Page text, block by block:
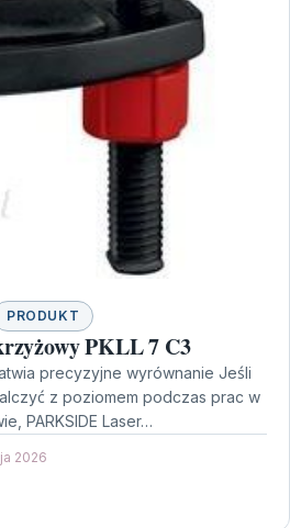
PRODUKT
PKLL 7 C3
precyzyjne wyrównanie Jeśli
z poziomem podczas prac w
PARKSIDE Laser…
2026